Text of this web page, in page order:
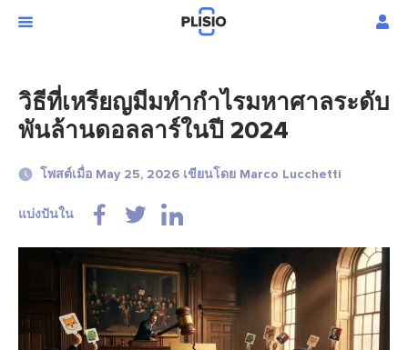
วิธีที่เหรียญมีมทำกำไรมหาศาลระดับ
พันล้านดอลลาร์ในปี 2024
โพสต์เมื่อ May 25, 2026 เขียนโดย Marco Lucchetti
แบ่งปันใน